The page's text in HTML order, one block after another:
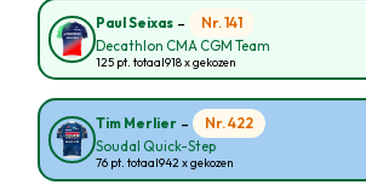
Paul Seixas - Nr. 141
Decathlon CMA CGM Team
125 pt. totaal918 x gekozen
Tim Merlier - Nr. 422
Soudal Quick-Step
76 pt. totaal942 x gekozen